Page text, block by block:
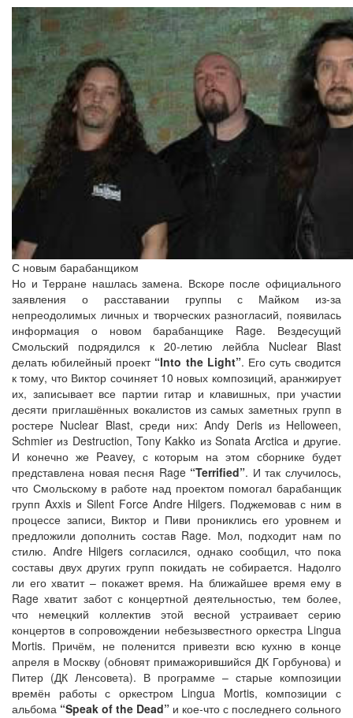
С новым барабанщиком
Но и Терране нашлась замена. Вскоре после официального
заявления о расставании группы с Майком из-за
непреодолимых личных и творческих разногласий, появилась
информация о новом барабанщике Rage. Вездесущий
Смольский подрядился к 20-летию лейбла Nuclear Blast
делать юбилейный проект “Into the Light”. Его суть сводится
к тому, что Виктор сочиняет 10 новых композиций, аранжирует
их, записывает все партии гитар и клавишных, при участии
десяти приглашённых вокалистов из самых заметных групп в
ростере Nuclear Blast, среди них: Andy Deris из Helloween,
Schmier из Destruction, Tony Kakko из Sonata Arctica и другие.
И конечно же Peavey, с которым на этом сборнике будет
представлена новая песня Rage “Terrified”. И так случилось,
что Смольскому в работе над проектом помогал барабанщик
групп Axxis и Silent Force Andre Hilgers. Поджемовав с ним в
процессе записи, Виктор и Пиви прониклись его уровнем и
предложили дополнить состав Rage. Мол, подходит нам по
стилю. Andre Hilgers согласился, однако сообщил, что пока
составы двух других групп покидать не собирается. Надолго
ли его хватит – покажет время. На ближайшее время ему в
Rage хватит забот с концертной деятельностью, тем более,
что немецкий коллектив этой весной устраивает серию
концертов в сопровождении небезызвестного оркестра Lingua
Mortis. Причём, не поленится привезти всю кухню в конце
апреля в Москву (обновят примажорившийся ДК Горбунова) и
Питер (ДК Ленсовета). В программе – старые композиции
времён работы с оркестром Lingua Mortis, композиции с
альбома “Speak of the Dead” и кое-что с последнего сольного